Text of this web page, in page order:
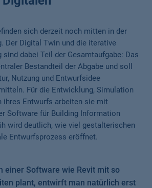
sich derzeit noch mitten in der
Der Digital Twin und die iterative
dabei Teil der Gesamtaufgabe: Das
Bestandteil der Abgabe und soll
Nutzung und Entwurfsidee
Für die Entwicklung, Simulation
ihres Entwurfs arbeiten sie mit
Software für Building Information
wird deutlich, wie viel gestalterischen
Entwurfsprozess eröffnet.
einer Software wie Revit mit so
plant, entwirft man natürlich erst